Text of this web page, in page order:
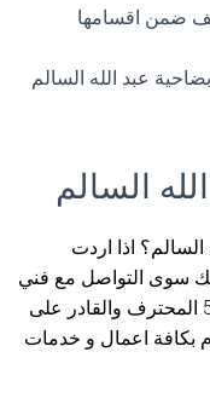
ضمن اقسامها
عبد الله السالم
السالم
اذا اردت
سوى التواصل مع فني
تكييف ضاحية عبد الله السالم 55560390 المحترف والقادر على
بكافة اعمال و خدمات